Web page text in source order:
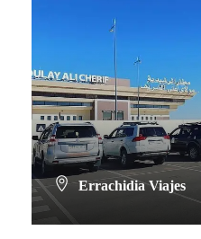
Errachidia Viajes